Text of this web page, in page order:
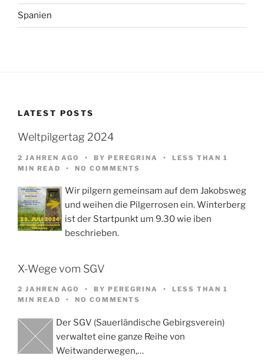
Spanien
LATEST POSTS
Weltpilgertag 2024
2 JAHREN AGO BY PEREGRINA
LESS THAN 1
MIN READ
NO COMMENTS
Wir pilgern gemeinsam auf dem Jakobsweg
und weihen die Pilgerrosen ein. Winterberg
ist der Startpunkt um 9.30 wie iben
beschrieben.
X-Wege vom SGV
2 JAHREN AGO BY PEREGRINA
LESS THAN 1
MIN READ
NO COMMENTS
Der SGV (Sauerländische Gebirgsverein)
verwaltet eine ganze Reihe von
Weitwanderwegen,…